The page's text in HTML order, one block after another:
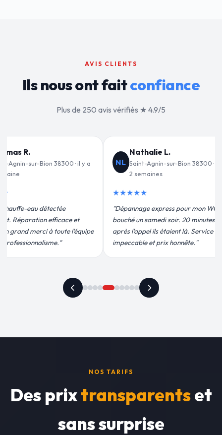
AVIS CLIENTS
Ils nous ont faitconfiance
Plus de 250 avis vérifiés ★ 4.9/5
L.
sur-Bion 38300 · il y a
pour mon WC
soir. 20 minutes
étaient là. Service
prix honnête."
JF
Jean-François C.
Saint-Agnin-sur-Bion 38300 · il y a
3 semaines
★★★★★
"Remplacement de mon chauffe-eau en
moins de 2h. Équipe très pro, devis
conforme, chantier propre. Je
recommande vivement."
NOS TARIFS
Des prixtransparentset
sans surprise